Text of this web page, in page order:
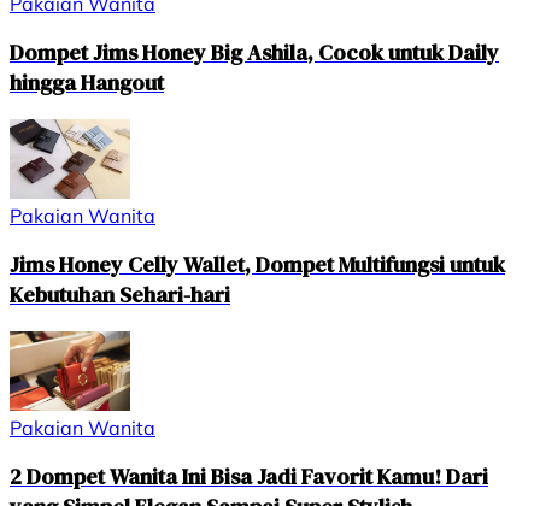
Dompet Jims Honey Big Ashila, Cocok untuk Daily
hingga Hangout
Pakaian Wanita
Jims Honey Celly Wallet, Dompet Multifungsi untuk
Kebutuhan Sehari-hari
Pakaian Wanita
2 Dompet Wanita Ini Bisa Jadi Favorit Kamu! Dari